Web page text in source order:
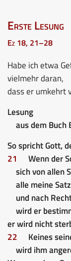
Erste Lesung
Ez 18, 21–28
Habe ich etwa
vielmehr daran,
dass er umkehrt
Lesung
aus dem Buch
So spricht Gott,
21
Wenn der
sich von allen
alle meine
und nach
wird er
er wird nicht
22
Keines
wird ihm